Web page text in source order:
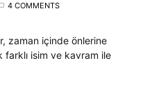
4 COMMENTS
zaman içinde önlerine
isim ve kavram ile